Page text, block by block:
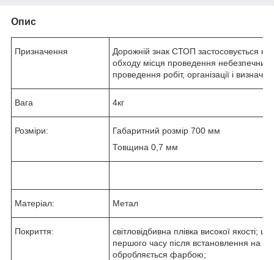
Опис
Призначення
Дорожній знак СТОП застосовується
обходу місця проведення небезпечних
проведення робіт, організації і
Вага 4кг
Розміри:
Габаритний розмір 700 мм
Товщина 0,7 мм
Матеріал: Метал
Покриття:
світловідбивна плівка високої якості;
першого часу після встановлення на
обробляється фарбою;